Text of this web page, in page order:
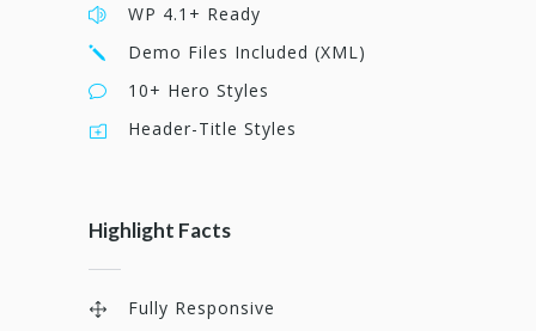
WP 4.1+ Ready
Demo Files Included (XML)
10+ Hero Styles
Header-Title Styles
Highlight Facts
Fully Responsive